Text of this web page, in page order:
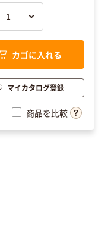
カゴに入れる
マイカタログ登録
商品を比較